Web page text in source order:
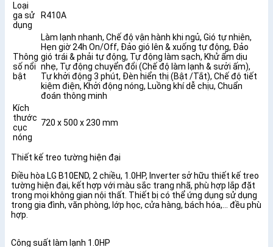
Loại
ga sử
dụng
R410A
Thông
số nổi
bật
Làm lạnh nhanh, Chế độ vận hành khi ngủ, Gió tự nhiên,
Hẹn giờ 24h On/Off, Đảo gió lên & xuống tự động, Đảo
gió trái & phải tự động, Tự động làm sạch, Khử ẩm dịu
nhẹ, Tự động chuyển đổi (Chế độ làm lạnh & sưởi ấm),
Tự khởi động 3 phút, Đèn hiển thị (Bật /Tắt), Chế độ tiết
kiệm điện, Khởi động nóng, Luồng khí dễ chịu, Chuẩn
đoán thông minh
Kích
thước
cục
nóng
720 x 500 x 230 mm
Thiết kế treo tường hiện đại
Điều hòa LG B10END, 2 chiều, 1.0HP, Inverter​ sở hữu thiết kế treo
tường hiện đại, kết hợp với màu sắc trang nhã, phù hợp lắp đặt
trong mọi không gian nội thất. Thiết bị có thể ứng dụng sử dụng
trong gia đình, văn phòng, lớp học, cửa hàng, bách hóa,... đều phù
hợp.
Công suất làm lạnh 1.0HP